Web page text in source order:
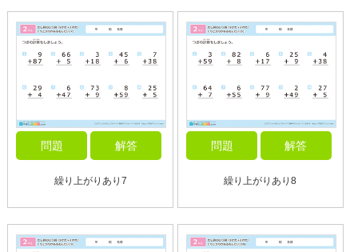
問題 解答
繰り上がりあり7
問題 解答
繰り上がりあり8